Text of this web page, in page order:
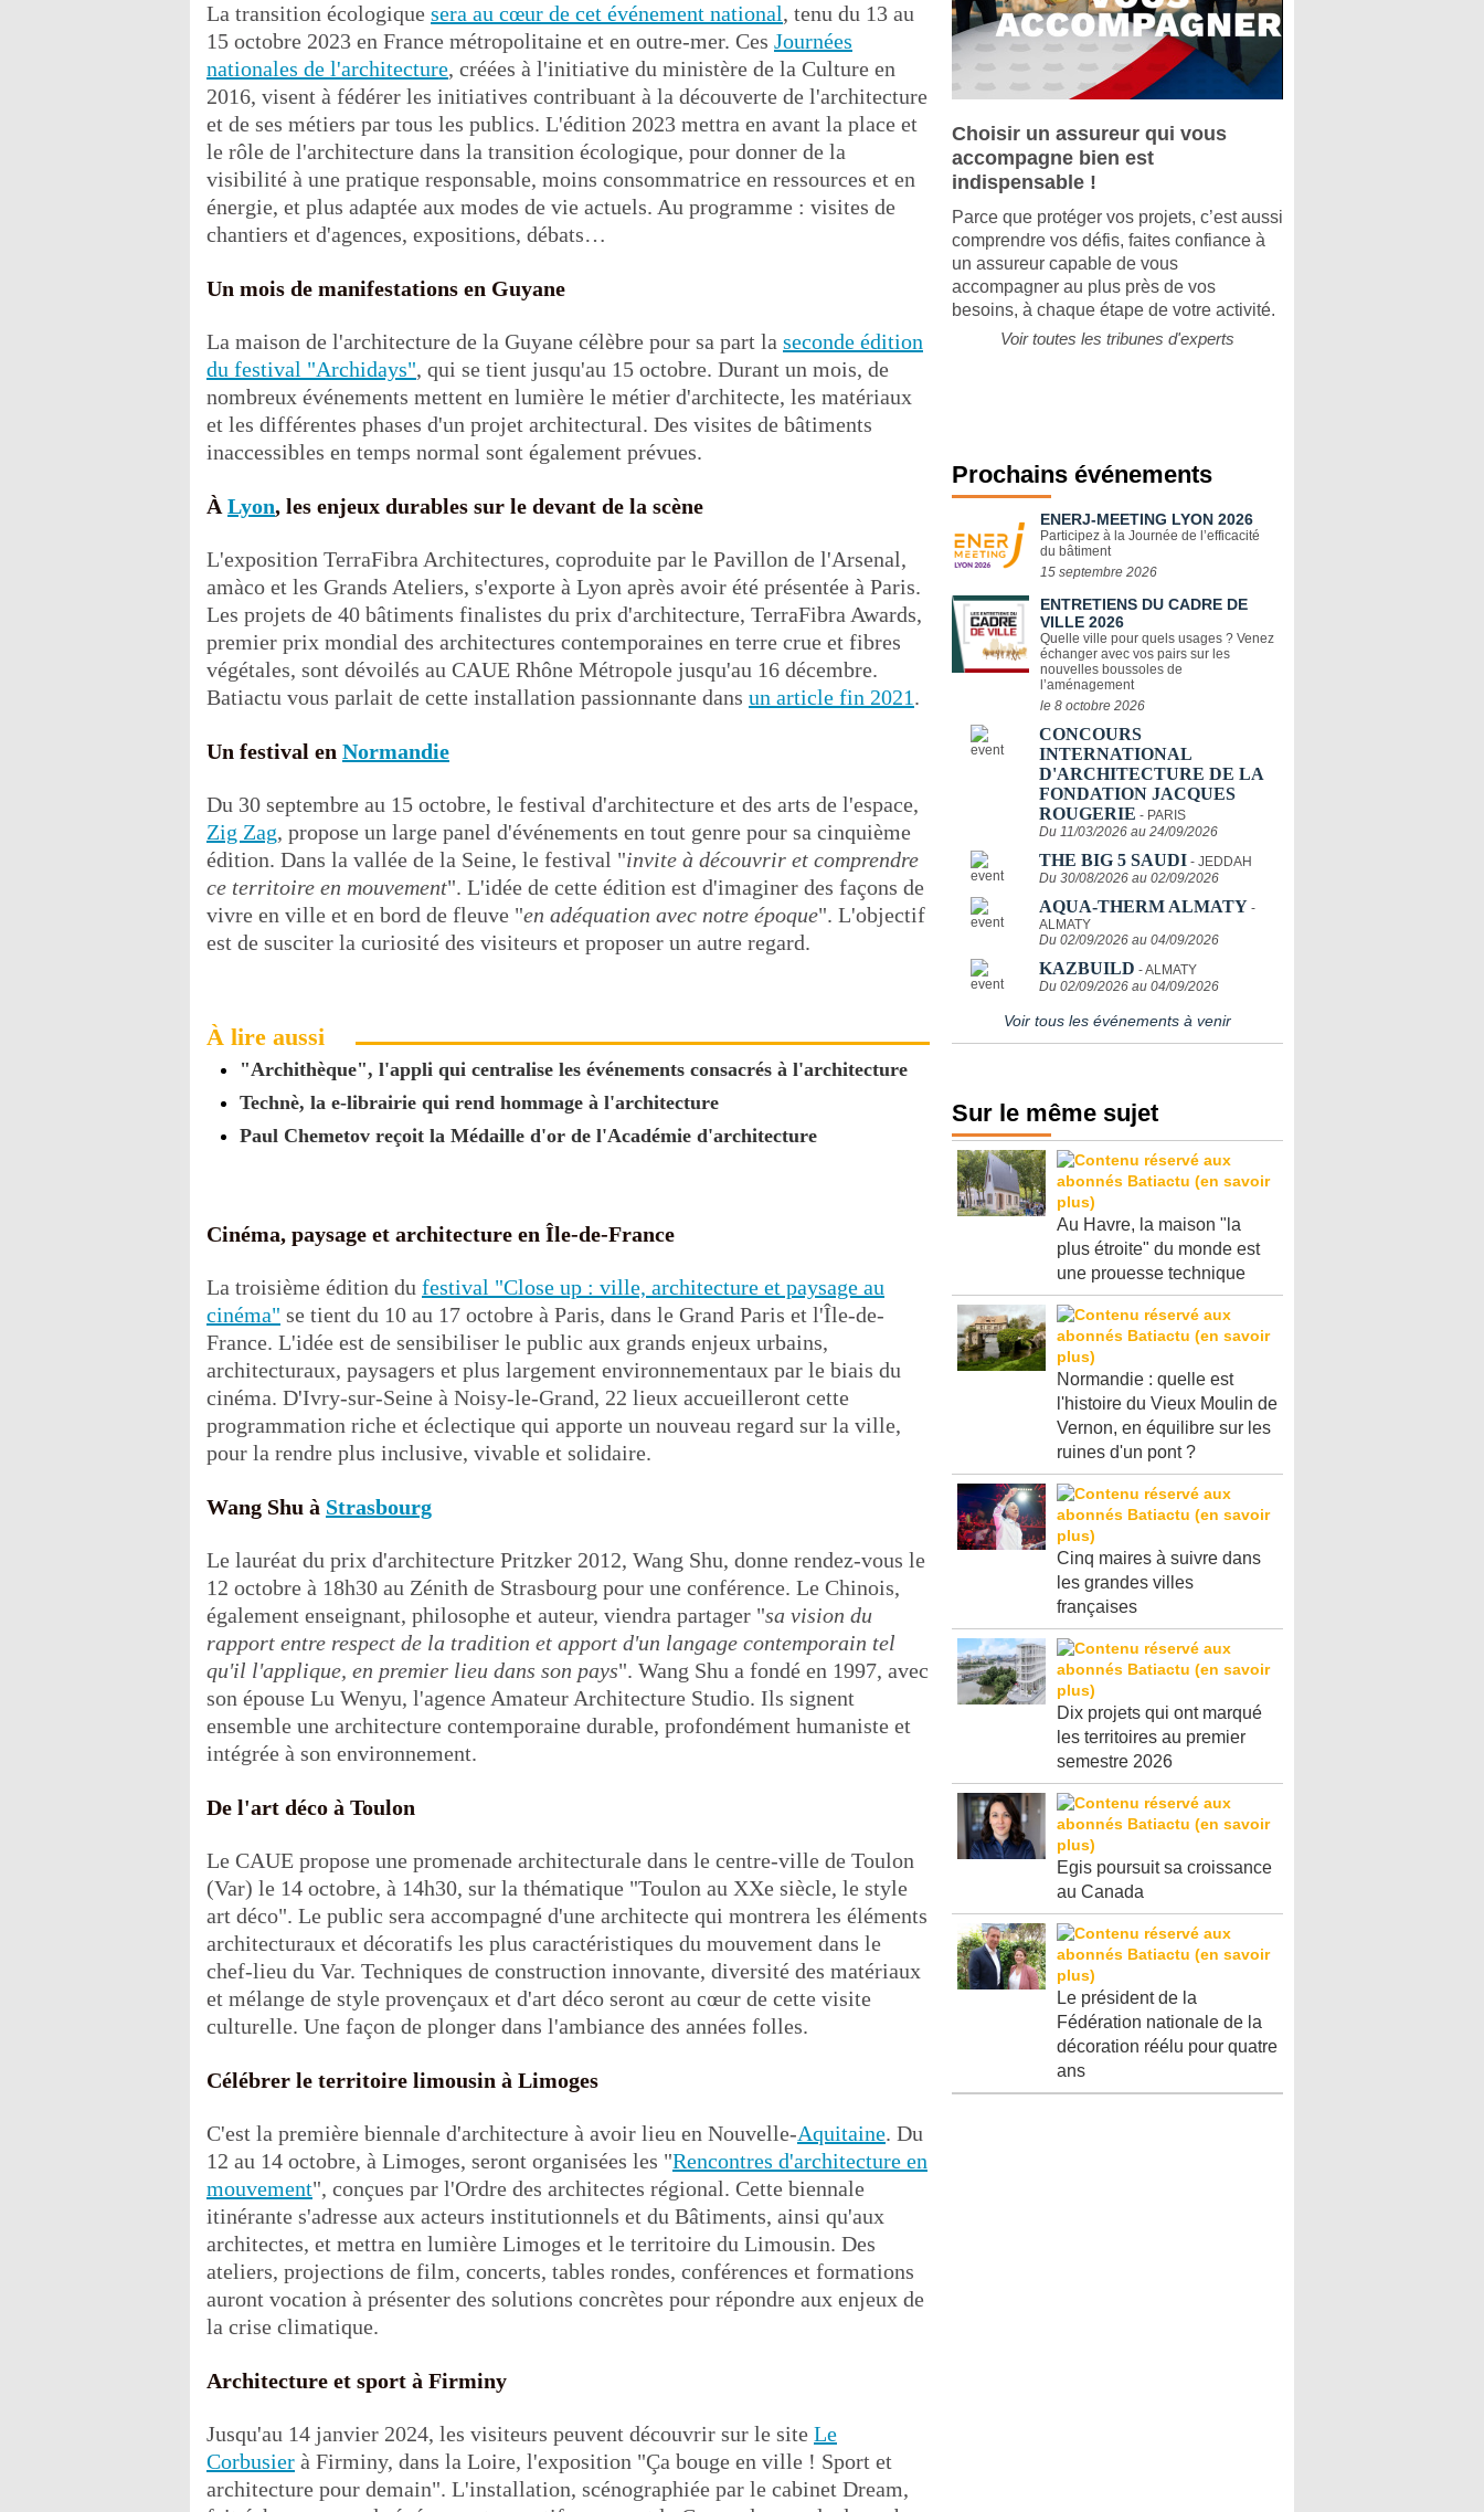
La transition écologique sera au cœur de cet événement national, tenu du 13 au
15 octobre 2023 en France métropolitaine et en outre-mer. Ces Journées
nationales de l'architecture, créées à l'initiative du ministère de la Culture en
2016, visent à fédérer les initiatives contribuant à la découverte de l'architecture
et de ses métiers par tous les publics. L'édition 2023 mettra en avant la place et
le rôle de l'architecture dans la transition écologique, pour donner de la
visibilité à une pratique responsable, moins consommatrice en ressources et en
énergie, et plus adaptée aux modes de vie actuels. Au programme : visites de
chantiers et d'agences, expositions, débats…
Un mois de manifestations en Guyane
La maison de l'architecture de la Guyane célèbre pour sa part la seconde édition
du festival "Archidays", qui se tient jusqu'au 15 octobre. Durant un mois, de
nombreux événements mettent en lumière le métier d'architecte, les matériaux
et les différentes phases d'un projet architectural. Des visites de bâtiments
inaccessibles en temps normal sont également prévues.
À Lyon, les enjeux durables sur le devant de la scène
L'exposition TerraFibra Architectures, coproduite par le Pavillon de l'Arsenal,
amàco et les Grands Ateliers, s'exporte à Lyon après avoir été présentée à Paris.
Les projets de 40 bâtiments finalistes du prix d'architecture, TerraFibra Awards,
premier prix mondial des architectures contemporaines en terre crue et fibres
végétales, sont dévoilés au CAUE Rhône Métropole jusqu'au 16 décembre.
Batiactu vous parlait de cette installation passionnante dans un article fin 2021.
Un festival en Normandie
Du 30 septembre au 15 octobre, le festival d'architecture et des arts de l'espace,
Zig Zag, propose un large panel d'événements en tout genre pour sa cinquième
édition. Dans la vallée de la Seine, le festival "invite à découvrir et comprendre
ce territoire en mouvement". L'idée de cette édition est d'imaginer des façons de
vivre en ville et en bord de fleuve "en adéquation avec notre époque". L'objectif
est de susciter la curiosité des visiteurs et proposer un autre regard.
À lire aussi
"Archithèque", l'appli qui centralise les événements consacrés à l'architecture
Technè, la e-librairie qui rend hommage à l'architecture
Paul Chemetov reçoit la Médaille d'or de l'Académie d'architecture
Cinéma, paysage et architecture en Île-de-France
La troisième édition du festival "Close up : ville, architecture et paysage au
cinéma" se tient du 10 au 17 octobre à Paris, dans le Grand Paris et l'Île-de-
France. L'idée est de sensibiliser le public aux grands enjeux urbains,
architecturaux, paysagers et plus largement environnementaux par le biais du
cinéma. D'Ivry-sur-Seine à Noisy-le-Grand, 22 lieux accueilleront cette
programmation riche et éclectique qui apporte un nouveau regard sur la ville,
pour la rendre plus inclusive, vivable et solidaire.
Wang Shu à Strasbourg
Le lauréat du prix d'architecture Pritzker 2012, Wang Shu, donne rendez-vous le
12 octobre à 18h30 au Zénith de Strasbourg pour une conférence. Le Chinois,
également enseignant, philosophe et auteur, viendra partager "sa vision du
rapport entre respect de la tradition et apport d'un langage contemporain tel
qu'il l'applique, en premier lieu dans son pays". Wang Shu a fondé en 1997, avec
son épouse Lu Wenyu, l'agence Amateur Architecture Studio. Ils signent
ensemble une architecture contemporaine durable, profondément humaniste et
intégrée à son environnement.
De l'art déco à Toulon
Le CAUE propose une promenade architecturale dans le centre-ville de Toulon
(Var) le 14 octobre, à 14h30, sur la thématique "Toulon au XXe siècle, le style
art déco". Le public sera accompagné d'une architecte qui montrera les éléments
architecturaux et décoratifs les plus caractéristiques du mouvement dans le
chef-lieu du Var. Techniques de construction innovante, diversité des matériaux
et mélange de style provençaux et d'art déco seront au cœur de cette visite
culturelle. Une façon de plonger dans l'ambiance des années folles.
Célébrer le territoire limousin à Limoges
C'est la première biennale d'architecture à avoir lieu en Nouvelle-Aquitaine. Du
12 au 14 octobre, à Limoges, seront organisées les "Rencontres d'architecture en
mouvement", conçues par l'Ordre des architectes régional. Cette biennale
itinérante s'adresse aux acteurs institutionnels et du Bâtiments, ainsi qu'aux
architectes, et mettra en lumière Limoges et le territoire du Limousin. Des
ateliers, projections de film, concerts, tables rondes, conférences et formations
auront vocation à présenter des solutions concrètes pour répondre aux enjeux de
la crise climatique.
Architecture et sport à Firminy
Jusqu'au 14 janvier 2024, les visiteurs peuvent découvrir sur le site Le
Corbusier à Firminy, dans la Loire, l'exposition "Ça bouge en ville ! Sport et
architecture pour demain". L'installation, scénographiée par le cabinet Dream,
Choisir un assureur qui vous
accompagne bien est
indispensable !
Parce que protéger vos projets, c’est aussi
comprendre vos défis, faites confiance à
un assureur capable de vous
accompagner au plus près de vos
besoins, à chaque étape de votre activité.
Voir toutes les tribunes d'experts
Prochains événements
ENERJ-MEETING LYON 2026
Participez à la Journée de l’efficacité
du bâtiment
15 septembre 2026
ENTRETIENS DU CADRE DE
VILLE 2026
Quelle ville pour quels usages ? Venez
échanger avec vos pairs sur les
nouvelles boussoles de
l’aménagement
le 8 octobre 2026
CONCOURS
INTERNATIONAL
D'ARCHITECTURE DE LA
FONDATION JACQUES
ROUGERIE - PARIS
Du 11/03/2026 au 24/09/2026
THE BIG 5 SAUDI - JEDDAH
Du 30/08/2026 au 02/09/2026
AQUA-THERM ALMATY -
ALMATY
Du 02/09/2026 au 04/09/2026
KAZBUILD - ALMATY
Du 02/09/2026 au 04/09/2026
Voir tous les événements à venir
Sur le même sujet
Au Havre, la maison "la
plus étroite" du monde est
une prouesse technique
Normandie : quelle est
l'histoire du Vieux Moulin de
Vernon, en équilibre sur les
ruines d'un pont ?
Cinq maires à suivre dans
les grandes villes
françaises
Dix projets qui ont marqué
les territoires au premier
semestre 2026
Egis poursuit sa croissance
au Canada
Le président de la
Fédération nationale de la
décoration réélu pour quatre
ans